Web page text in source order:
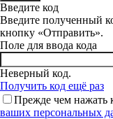
Введите код
Введите полученный
кнопку «Отправить».
Поле для ввода кода
Неверный код.
Получить код ещё раз
Прежде чем нажать
ваших персональных